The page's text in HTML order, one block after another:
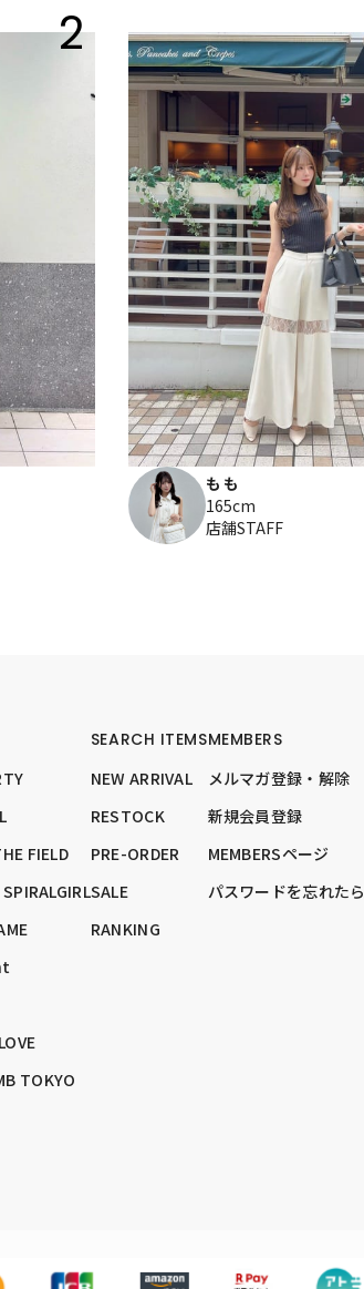
2
もも
165cm
店舗STAFF
FIELD
TOKYO
SEARCH ITEMS
NEW ARRIVAL
RESTOCK
PRE-ORDER
SALE
RANKING
MEMBERS
メルマガ登録・解除
新規会員登録
MEMBERSページ
パスワードを忘れたら